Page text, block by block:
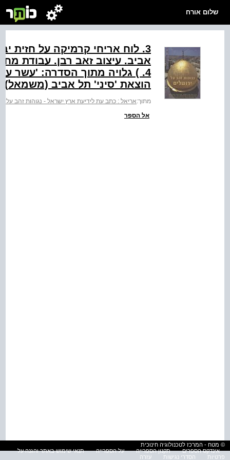
שלום אורח
הוצאת 'סיני' תל אביב (משמאל‭.(‬
מתוך:אריאל : כתב עת לידיעת ארץ ישראל - נגוהות זהב על
אל הספר
© מטח - המרכז לטכנולוגיה חינוכית
אינדקס הספרים
תקנון הספרייה על הספרייה
תנאי שימוש באתר והגנה על
פרטיות
הסדרי נגישות עזרה